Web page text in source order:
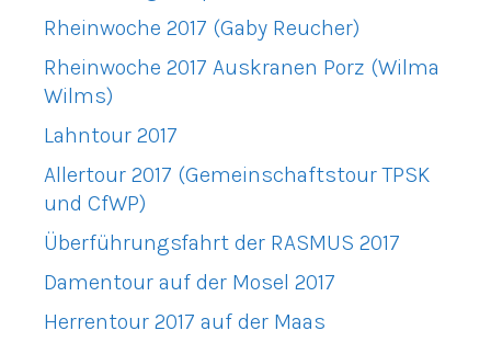
Rheinwoche 2017 (Gaby Reucher)
Rheinwoche 2017 Auskranen Porz (Wilma
Wilms)
Lahntour 2017
Allertour 2017 (Gemeinschaftstour TPSK
und CfWP)
Überführungsfahrt der RASMUS 2017
Damentour auf der Mosel 2017
Herrentour 2017 auf der Maas